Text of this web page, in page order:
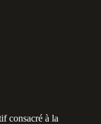
consacré à la